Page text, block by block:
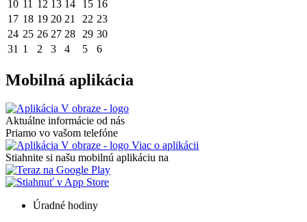
10 11 12 13 14 15 16
17 18 19 20 21 22 23
24 25 26 27 28 29 30
31 1 2 3 4 5 6
Mobilná aplikácia
Aktuálne informácie od nás
Priamo vo vašom telefóne
Viac o aplikácii
Stiahnite si našu mobilnú aplikáciu na
Úradné hodiny